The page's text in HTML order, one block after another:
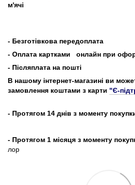
м'ячі
- Безготівкова передоплата
- Оплата картками
онлайн при
- Післяплата на пошті
В нашому інтернет-магазині ви
замовлення коштами з карти "Є-
- Протягом 14 днів з моменту
- Протягом 1 місяця з моменту
лор